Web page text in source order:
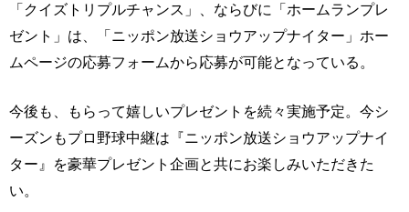
「クイズトリプルチャンス」、ならびに「ホームランプレ
ゼント」は、「ニッポン放送ショウアップナイター」ホー
ムページの応募フォームから応募が可能となっている。
今後も、もらって嬉しいプレゼントを続々実施予定。今シ
ーズンもプロ野球中継は『ニッポン放送ショウアップナイ
ター』を豪華プレゼント企画と共にお楽しみいただきた
い。